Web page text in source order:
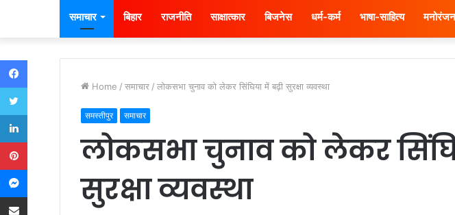
समाचार बिहार राजनीति साक्षात्कार बिजनेस धर्म-कर्म भाषा-साहित्य मनोरंजन
Home / समाचार / लोकसभा चुनाव को लेकर सिंघिया में बढ़ी सुरक्षा व्यवस्था
समस्तीपुर समाचार
लोकसभा चुनाव को लेकर
सुरक्षा व्यवस्था
Facebook
Twitter
LinkedIn
Pinterest
Messenger
Share via Email